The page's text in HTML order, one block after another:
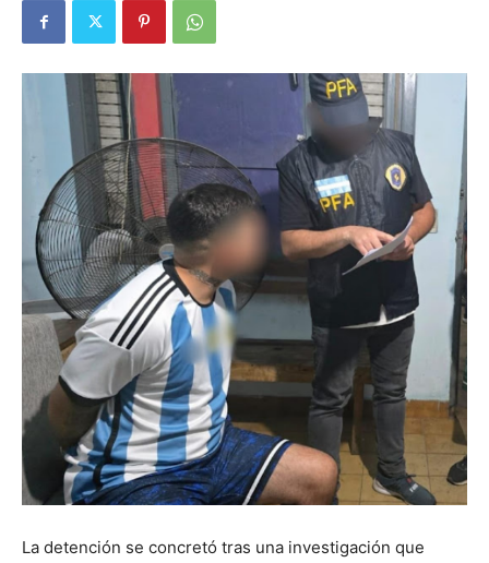
La detención se concretó tras una investigación que